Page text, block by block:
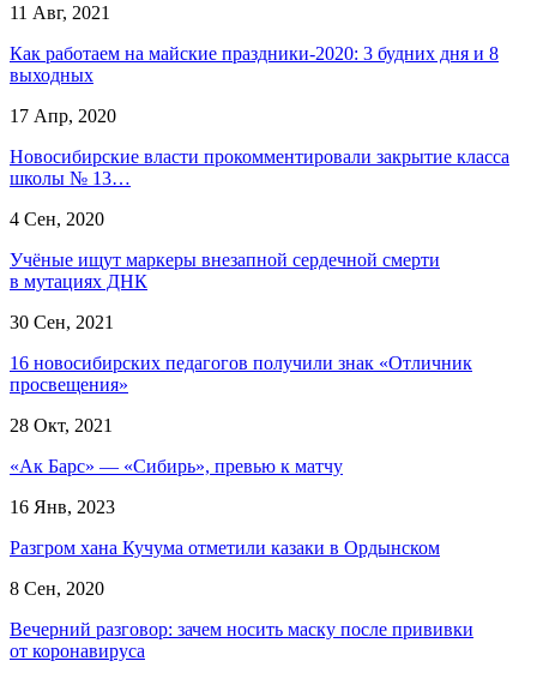
11 Авг, 2021
Как работаем на майские праздники-2020: 3 будних дня и 8
выходных
17 Апр, 2020
Новосибирские власти прокомментировали закрытие класса
школы № 13…
4 Сен, 2020
Учёные ищут маркеры внезапной сердечной смерти
в мутациях ДНК
30 Сен, 2021
16 новосибирских педагогов получили знак «Отличник
просвещения»
28 Окт, 2021
«Ак Барс» — «Сибирь», превью к матчу
16 Янв, 2023
Разгром хана Кучума отметили казаки в Ордынском
8 Сен, 2020
Вечерний разговор: зачем носить маску после прививки
от коронавируса